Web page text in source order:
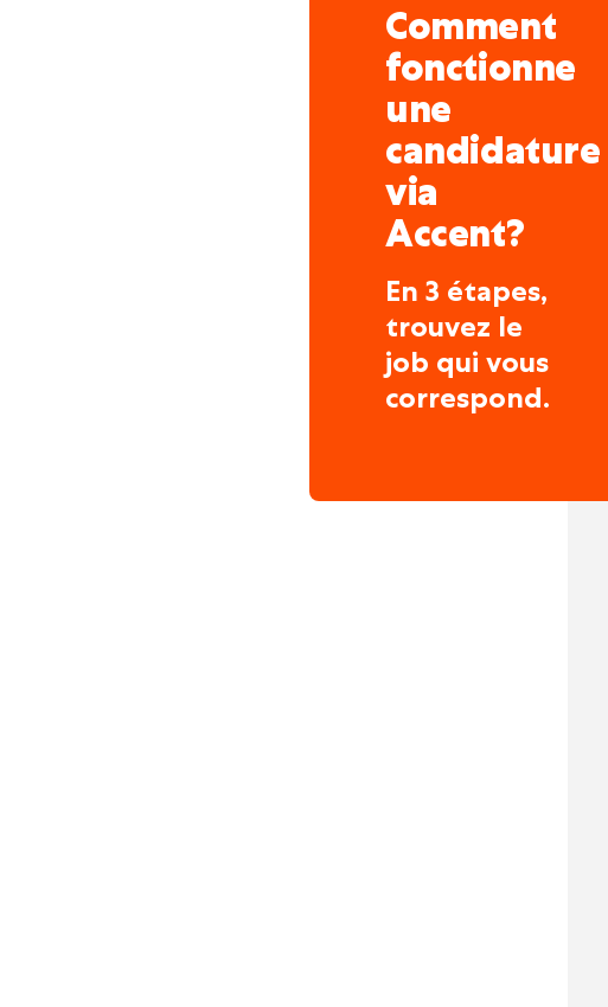
Comment
fonctionne
une
candidature
via
Accent?
En 3 étapes,
trouvez le
job qui vous
correspond.